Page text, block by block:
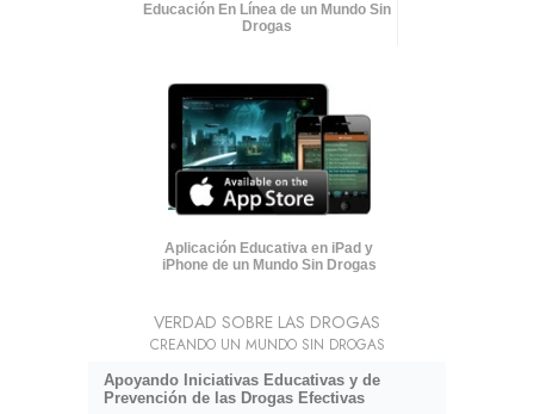
Educación En Línea de un Mundo Sin
Drogas
Aplicación Educativa en iPad y
iPhone de un Mundo Sin Drogas
VERDAD SOBRE LAS DROGAS
CREANDO UN MUNDO SIN DROGAS
Apoyando Iniciativas Educativas y de
Prevención de las Drogas Efectivas